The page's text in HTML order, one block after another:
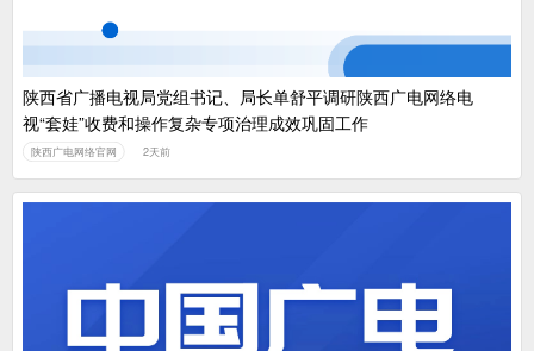
陕西省广播电视局党组书记、局长单舒平调研陕西广电网络电
视“套娃”收费和操作复杂专项治理成效巩固工作
陕西广电网络官网 2天前